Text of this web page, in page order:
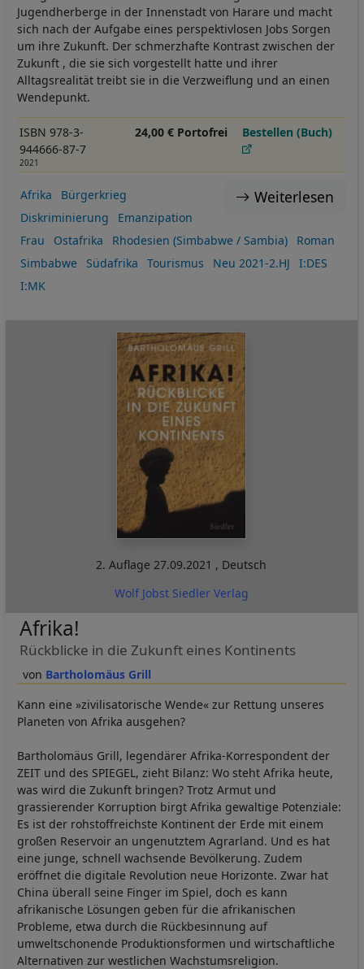
Jugendherberge in der Innenstadt von Harare und macht
sich nach der Aufgabe eines perspektivlosen Jobs Sorgen
um ihre Zukunft. Der schmerzhafte Kontrast zwischen der
Zukunft , die sie sich vorgestellt hatte und ihrer
Alltagsrealität treibt sie in die Verzweiflung und an einen
Wendepunkt.
ISBN 978-3-
944666-87-7
2021
24,00 € Portofrei Bestellen (Buch)
Weiterlesen
Afrika
Bürgerkrieg
Diskriminierung
Emanzipation
Frau
Ostafrika Rhodesien (Simbabwe / Sambia)
Roman
Simbabwe
Südafrika Tourismus Neu 2021-2.HJ
I:DES
I:MK
2. Auflage 27.09.2021 , Deutsch
Wolf Jobst Siedler Verlag
Bartholomäus Grill
Afrika!
Rückblicke in die Zukunft eines Kontinents
Kann eine »zivilisatorische Wende« zur Rettung unseres
Planeten von Afrika ausgehen?
Bartholomäus Grill, legendärer Afrika-Korrespondent der
ZEIT und des SPIEGEL, zieht Bilanz: Wo steht Afrika heute,
was wird die Zukunft bringen? Trotz Armut und
grassierender Korruption birgt Afrika gewaltige Potenziale:
Es ist der rohstoffreichste Kontinent der Erde mit einem
großen Reservoir an ungenutztem Agrarland. Und es hat
eine junge, schnell wachsende Bevölkerung. Zudem
eröffnet die digitale Revolution neue Horizonte. Zwar hat
China überall seine Finger im Spiel, doch es kann
afrikanische Lösungen geben für die afrikanischen
Probleme, etwa durch die Rückbesinnung auf
umweltschonende Produktionsformen und wirtschaftliche
Alternativen zur westlichen Wachstumsreligion.